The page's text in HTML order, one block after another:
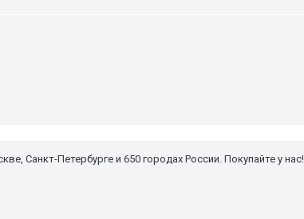
Санкт-Петербурге и 650 городах России. Покупайте у нас!